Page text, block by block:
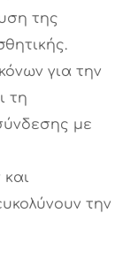
της
για την
τη
με
την